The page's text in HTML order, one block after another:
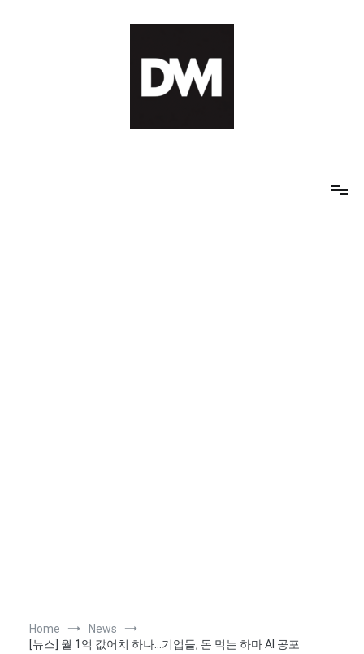
Home
News
[뉴스] 월 1억 값어치 하나…기업들, 돈 먹는 하마 AI 공포